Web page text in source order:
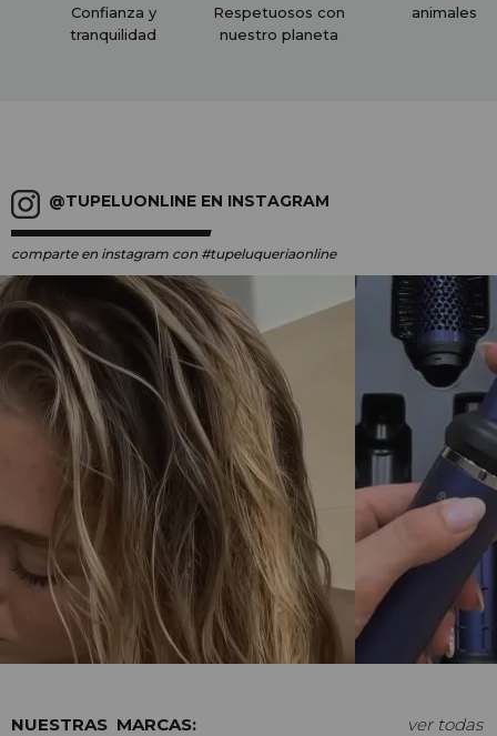
Confianza y
tranquilidad
Respetuosos con
nuestro planeta
animales
@TUPELUONLINE EN INSTAGRAM
comparte en instagram con #tupeluqueriaonline
MARCAS: ver todas